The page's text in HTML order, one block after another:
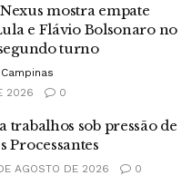
mostra empate
e Flávio Bolsonaro no
turno
2026
0
trabalhos sob pressão de
Processantes
AGOSTO DE 2026 0